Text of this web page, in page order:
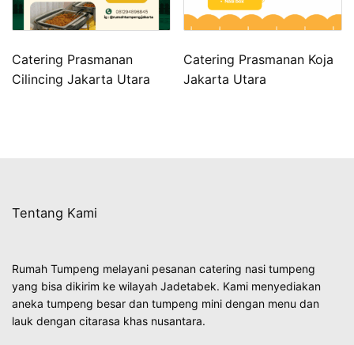
Catering Prasmanan
Cilincing Jakarta Utara
Catering Prasmanan Koja
Jakarta Utara
Tentang Kami
Rumah Tumpeng melayani pesanan catering nasi tumpeng
yang bisa dikirim ke wilayah Jadetabek. Kami menyediakan
aneka tumpeng besar dan tumpeng mini dengan menu dan
lauk dengan citarasa khas nusantara.